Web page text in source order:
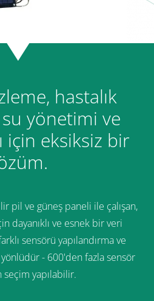
hastalık
yönetimi ve
için eksiksiz bir
pil ve güneş paneli ile çalışan,
dayanıklı ve esnek bir veri
sensörü yapılandırma ve
- 600'den fazla sensör
seçim yapılabilir.